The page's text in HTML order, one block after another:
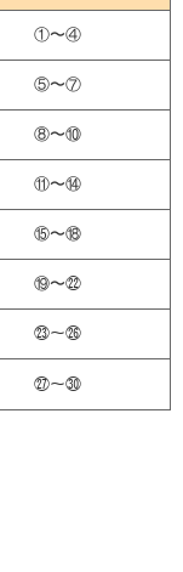
①〜④
⑤〜⑦
⑧〜⑩
⑪〜⑭
⑮〜⑱
⑲〜㉒
㉓〜㉖
㉗〜㉚